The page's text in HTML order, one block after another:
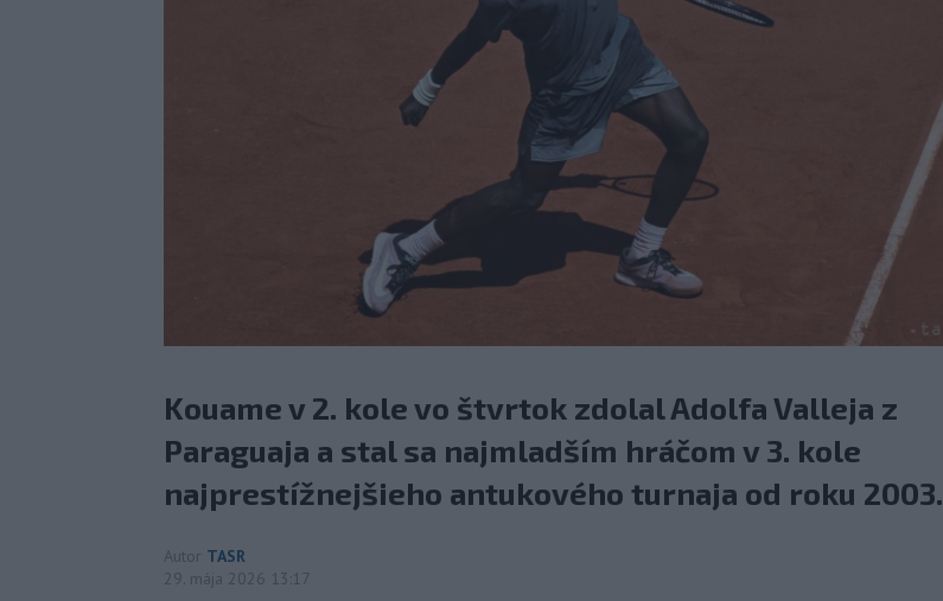
Kouame v 2. kole vo štvrtok zdolal Adolfa Valleja z
Paraguaja a stal sa najmladším hráčom v 3. kole
najprestížnejšieho antukového turnaja od roku 2003.
Autor TASR
29. mája 2026 13:17